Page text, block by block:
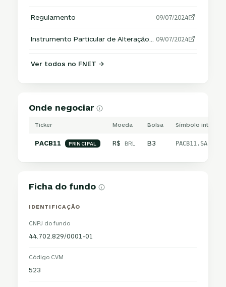
Regulamento 09/07/2024
09/07/2024
Ver todos no FNET →
Onde negociar
Ticker Moeda Bolsa Símbolo
PACB11 PRINCIPAL R$ BRL B3 PACB11.SA
Ficha do fundo
IDENTIFICAÇÃO
CNPJ do fundo
44.702.829/0001-01
Código CVM
523